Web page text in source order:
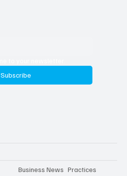
Subscribe
Business News Practices